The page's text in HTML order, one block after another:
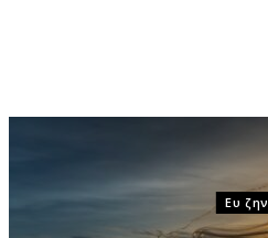
Ευ ζην